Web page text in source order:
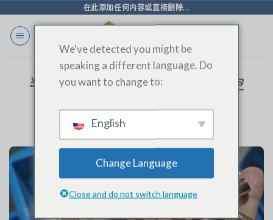
在此添加任何内容或直接删除...
半自动回程弯管机：彻底改变暖通空
We've detected you might be
speaking a different language. Do
you want to change to:
English
Change Language
Close and do not switch language